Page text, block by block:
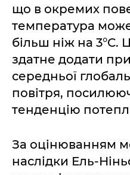
що в окремих
температура
більш ніж на 3°C.
здатне додати
середньої
повітря,
тенденцію
За оцінюванням
наслідки Ель-